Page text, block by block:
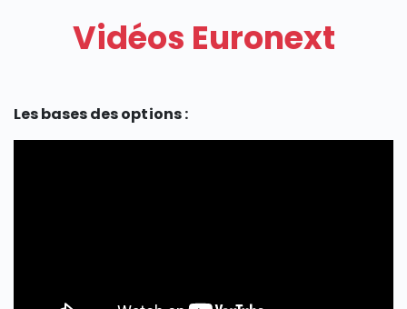
Vidéos Euronext
Les bases des options :